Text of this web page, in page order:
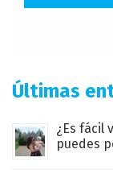
Últimas
¿Es fácil
puedes